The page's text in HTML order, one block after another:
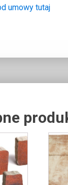
umowy tutaj